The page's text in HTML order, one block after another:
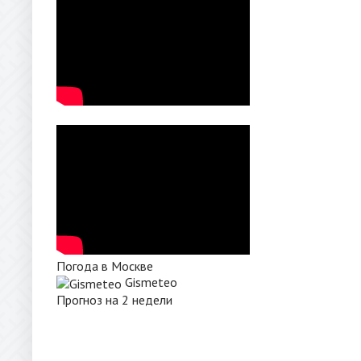
Погода в Москве
Gismeteo
Прогноз на 2 недели